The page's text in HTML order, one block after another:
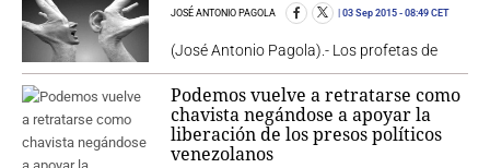
JOSÉ ANTONIO PAGOLA 03 Sep 2015 - 08:49 CET
(José Antonio Pagola).- Los profetas de
Podemos vuelve a retratarse como
chavista negándose a apoyar la
liberación de los presos políticos
venezolanos